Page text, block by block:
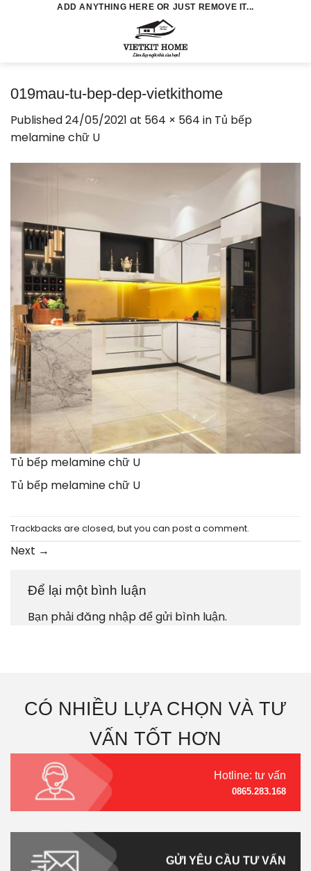
ADD ANYTHING HERE OR JUST REMOVE IT...
019mau-tu-bep-dep-vietkithome
Published24/05/2021 at 564 × 564 in Tủ bếp
melamine chữ U
Tủ bếp melamine chữ U
Tủ bếp melamine chữ U
Trackbacks are closed, but you can post a comment.
Next →
Để lại một bình luận
Bạn phảiđăng nhậpđể gửi bình luận.
CÓ NHIỀU LỰA CHỌN VÀ TƯ
VẤN TỐT HƠN
Hotline: tư vấn
0865.283.168
GỬI YÊU CẦU TƯ VẤN